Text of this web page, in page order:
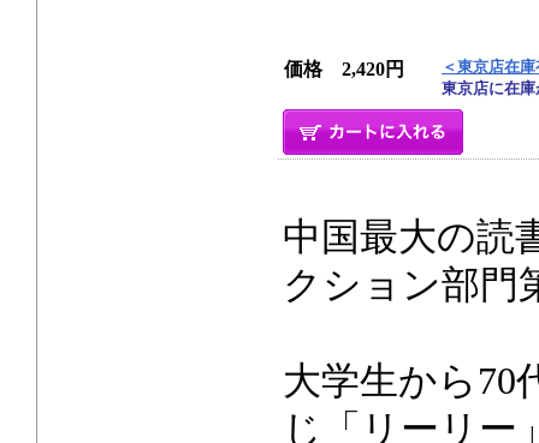
価格 2,420円
＜東京店在
東京店に在
中国最大の読
クション部門
大学生から70
じ「リーリー